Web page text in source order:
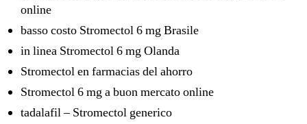
online
basso costo Stromectol 6 mg Brasile
in linea Stromectol 6 mg Olanda
Stromectol en farmacias del ahorro
Stromectol 6 mg a buon mercato online
tadalafil – Stromectol generico